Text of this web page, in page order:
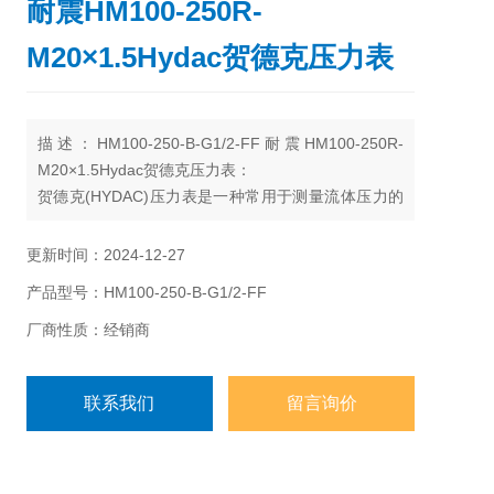
耐震HM100-250R-
M20×1.5Hydac贺德克压力表
描述：HM100-250-B-G1/2-FF耐震HM100-250R-
M20×1.5Hydac贺德克压力表：
贺德克(HYDAC)压力表是一种常用于测量流体压力的
体来说，它利用了弹性元件在受到外力作用时产生的
更新时间：2024-12-27
产品型号：HM100-250-B-G1/2-FF
厂商性质：经销商
联系我们 留言询价